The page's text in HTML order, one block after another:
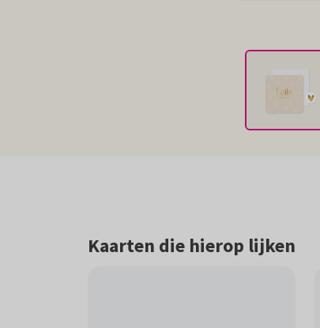
Kaarten die hierop lijken